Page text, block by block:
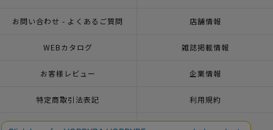
お問い合わせ - よくあるご質問 店舗情報
WEBカタログ 雑誌掲載情報
お客様レビュー 企業情報
特定商取引法表記 利用規約
一緒に働こう♪求人情報